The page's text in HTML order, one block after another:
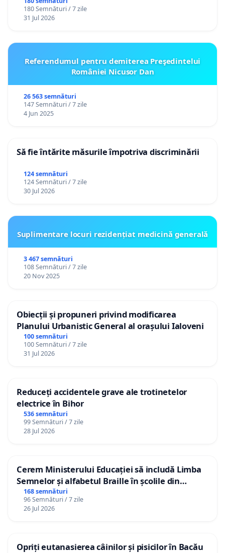
180 Semnături / 7 zile
31 Jul 2026
Referendumul pentru demiterea Preşedintelui
României Nicusor Dan
26 563 semnături
147 Semnături / 7 zile
4 Jun 2025
Să fie întărite măsurile împotriva discriminării
124 semnături
124 Semnături / 7 zile
30 Jul 2026
Suplimentare locuri rezidențiat medicină generală
3 467 semnături
108 Semnături / 7 zile
20 Nov 2025
Obiecții și propuneri privind modificarea
Planului Urbanistic General al orașului Ialoveni
100 semnături
100 Semnături / 7 zile
31 Jul 2026
Reduceți accidentele grave ale trotinetelor
electrice în Bihor
536 semnături
99 Semnături / 7 zile
28 Jul 2026
Cerem Ministerului Educației să includă Limba
Semnelor și alfabetul Braille în școlile din
Republica Moldova!
168 semnături
96 Semnături / 7 zile
26 Jul 2026
Opriți eutanasierea câinilor și pisicilor în Bacău